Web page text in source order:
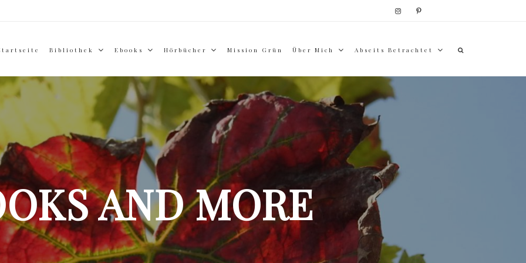
Bibliothek Ebooks Hörbücher Mission Grün Über Mich Abseits Betrachtet
AND MORE